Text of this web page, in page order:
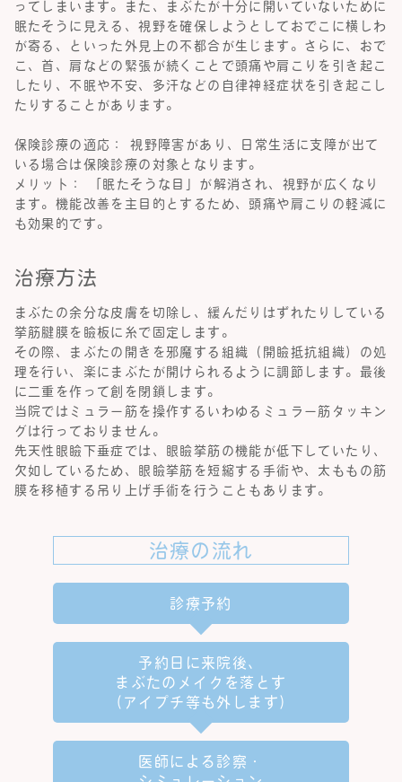
ってしまいます。また、まぶたが十分に開いていないために
眠たそうに見える、視野を確保しようとしておでこに横しわ
が寄る、といった外見上の不都合が生じます。さらに、おで
こ、首、肩などの緊張が続くことで頭痛や肩こりを引き起こ
したり、不眠や不安、多汗などの自律神経症状を引き起こし
たりすることがあります。
保険診療の適応： 視野障害があり、日常生活に支障が出て
いる場合は保険診療の対象となります。
メリット： 「眠たそうな目」が解消され、視野が広くなり
ます。機能改善を主目的とするため、頭痛や肩こりの軽減に
も効果的です。
治療方法
まぶたの余分な皮膚を切除し、緩んだりはずれたりしている
挙筋腱膜を瞼板に糸で固定します。
その際、まぶたの開きを邪魔する組織（開瞼抵抗組織）の処
理を行い、楽にまぶたが開けられるように調節します。最後
に二重を作って創を閉鎖します。
当院ではミュラー筋を操作するいわゆるミュラー筋タッキン
グは行っておりません。
先天性眼瞼下垂症では、眼瞼挙筋の機能が低下していたり、
欠如しているため、眼瞼挙筋を短縮する手術や、太ももの筋
膜を移植する吊り上げ手術を行うこともあります。
治療の流れ
診療予約
予約日に来院後、
まぶたのメイクを落とす
（アイプチ等も外します）
医師による診察・